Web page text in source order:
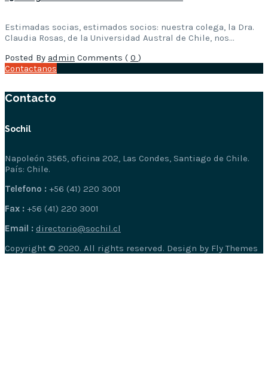
Estimadas socias, estimados socios: nuestra colega, la Dra.
Claudia Rosas, de la Universidad Austral de Chile, nos…
Posted By admin Comments ( 0 )
Contactanos
Contacto
Sochil
Napoleón 3565, oficina 202, Las Condes, Santiago de Chile.
País: Chile.
Telefono : +56 (41) 220 3001
Fax : +56 (41) 220 3001
Email : directorio@sochil.cl
Copyright © 2020. All rights reserved. Design by Fly Themes